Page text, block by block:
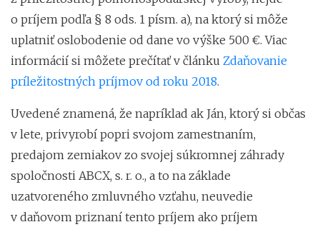
o príjem podľa § 8 ods. 1 písm. a), na ktorý si môže
uplatniť oslobodenie od dane vo výške 500 €. Viac
informácií si môžete prečítať v článku Zdaňovanie
príležitostných príjmov od roku 2018.
Uvedené znamená, že napríklad ak Ján, ktorý si občas
v lete, privyrobí popri svojom zamestnaním,
predajom zemiakov zo svojej súkromnej záhrady
spoločnosti ABCX, s. r. o., a to na základe
uzatvoreného zmluvného vzťahu, neuvedie
v daňovom priznaní tento príjem ako príjem